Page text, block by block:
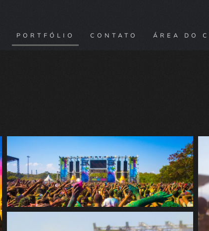
PORTFÓLIO CONTATO ÁREA DO